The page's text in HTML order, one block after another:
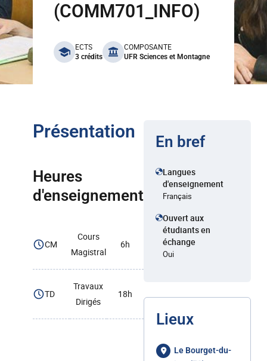
(COMM701_INFO)
benefits
ECTS
3 crédits
COMPOSANTE
UFR Sciences et Montagne
Présentation
Heures
d'enseignement
CM
Cours
Magistral
6h
TD
Travaux
Dirigés
18h
En bref
Langues
d'enseignement
Français
Ouvert aux
étudiants en
échange
Oui
Lieux
Le Bourget-du-